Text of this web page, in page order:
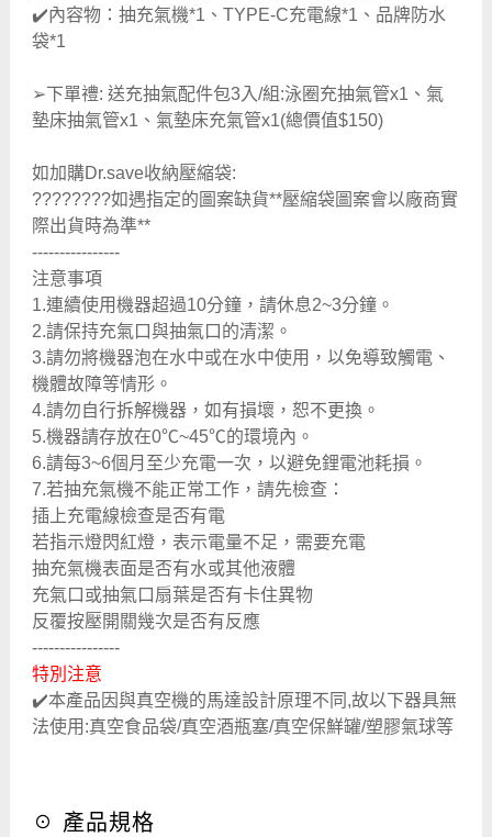
✔️內容物：抽充氣機*1、TYPE-C充電線*1、品牌防水
袋*1
➢下單禮: 送充抽氣配件包3入/組:泳圈充抽氣管x1、氣
墊床抽氣管x1、氣墊床充氣管x1(總價值$150)
如加購Dr.save收納壓縮袋:
????????如遇指定的圖案缺貨**壓縮袋圖案會以廠商實
際出貨時為準**
----------------
注意事項
1.連續使用機器超過10分鐘，請休息2~3分鐘。
2.請保持充氣口與抽氣口的清潔。
3.請勿將機器泡在水中或在水中使用，以免導致觸電、
機體故障等情形。
4.請勿自行拆解機器，如有損壞，恕不更換。
5.機器請存放在0℃~45℃的環境內。
6.請每3~6個月至少充電一次，以避免鋰電池耗損。
7.若抽充氣機不能正常工作，請先檢查：
插上充電線檢查是否有電
若指示燈閃紅燈，表示電量不足，需要充電
抽充氣機表面是否有水或其他液體
充氣口或抽氣口扇葉是否有卡住異物
反覆按壓開關幾次是否有反應
----------------
特別注意
✔️本產品因與真空機的馬達設計原理不同,故以下器具無
法使用:真空食品袋/真空酒瓶塞/真空保鮮罐/塑膠氣球等
☉ 產品規格